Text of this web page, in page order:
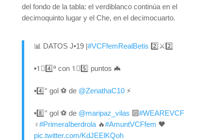
del fondo de la tabla: el verdiblanco continúa en el
decimoquinto lugar y el Che, en el decimocuarto.
📊 DATOS J•19 |#VCFfemRealBetis 2️⃣⚔2️⃣
▪1⃣4️⃣ª con 1⃣5️⃣ puntos 🦇
▪4️⃣° gol ⚽️ de @ZenathaC10⚡
▪8️⃣° gol ⚽️ de @maripaz_vilas 🔟#WEAREVCF
♀️#PrimeraIberdrola🔥#AmuntVCFfem 🖤
pic.twitter.com/KdJEElKQoh